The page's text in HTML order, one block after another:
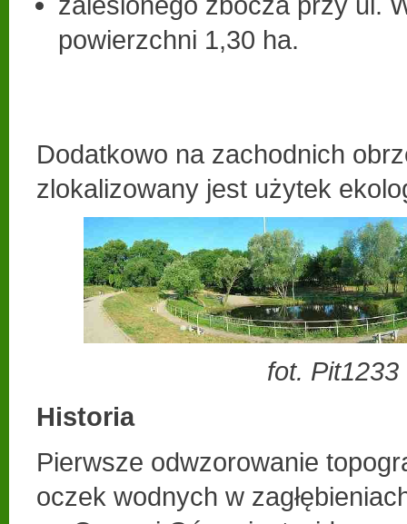
powierzchni 1,30 ha.
Dodatkowo na zachodnich
zlokalizowany jest użytek
fot. Pit1233
Historia
Pierwsze odwzorowanie
oczek wodnych w